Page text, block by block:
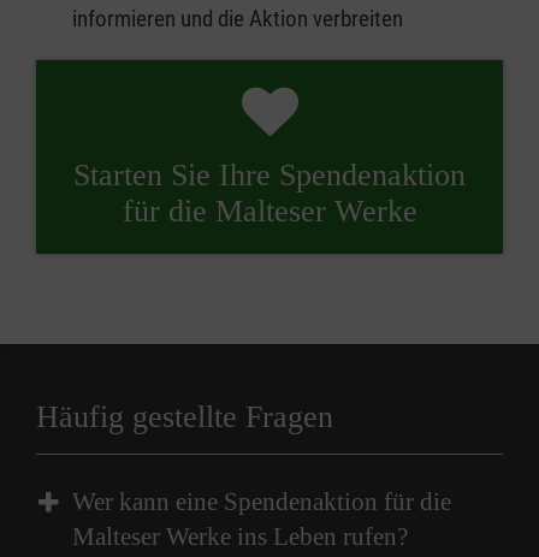
informieren und die Aktion verbreiten
Starten Sie Ihre Spendenaktion
für die Malteser Werke
Häufig gestellte Fragen
Wer kann eine Spendenaktion für die
Malteser Werke ins Leben rufen?